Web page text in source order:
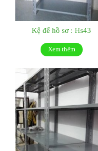
Kệ để hồ sơ : Hs43
Xem thêm